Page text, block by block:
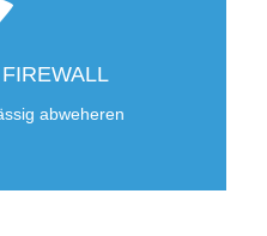
abweheren